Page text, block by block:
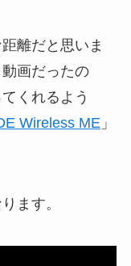
離だと思いま
画だったの
くれるよう
Wireless ME」
ます。